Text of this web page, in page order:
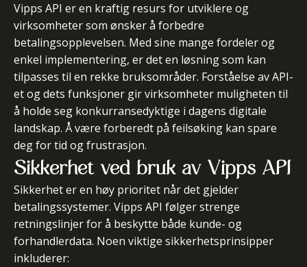
Vipps API er en kraftig resurs for utviklere og
virksomheter som ønsker å forbedre
betalingsopplevelsen. Med sine mange fordeler og
enkel implementering, er det en løsning som kan
tilpasses til en rekke bruksområder. Forståelse av API-
et og dets funksjoner gir virksomheter muligheten til
å holde seg konkurransedyktige i dagens digitale
landskap. Å være forberedt på feilsøking kan spare
deg for tid og frustrasjon.
Sikkerhet ved bruk av Vipps API
Sikkerhet er en høy prioritet når det gjelder
betalingssystemer. Vipps API følger strenge
retningslinjer for å beskytte både kunde- og
forhandlerdata. Noen viktige sikkerhetsprinsipper
inkluderer: